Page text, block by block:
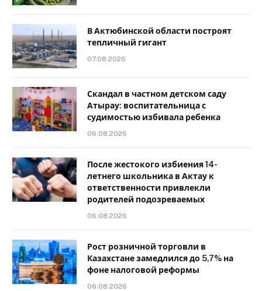
В Актюбинской области построят
тепличный гигант
07.08.2026
Скандал в частном детском саду
Атырау: воспитательница с
судимостью избивала ребенка
06.08.2026
После жестокого избиения 14-
летнего школьника в Актау к
ответственности привлекли
родителей подозреваемых
06.08.2026
Рост розничной торговли в
Казахстане замедлился до 5,7% на
фоне налоговой реформы
06.08.2026